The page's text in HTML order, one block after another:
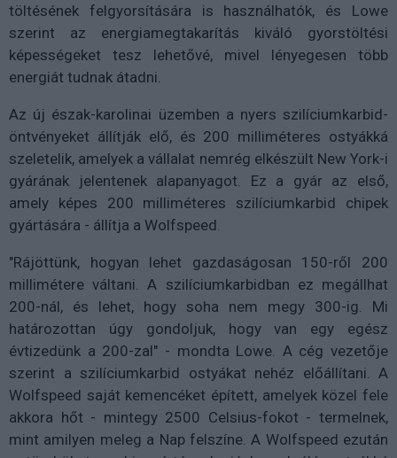
töltésének felgyorsítására is használhatók, és Lowe
szerint az energiamegtakarítás kiváló gyorstöltési
képességeket tesz lehetővé, mivel lényegesen több
energiát tudnak átadni.
Az új észak-karolinai üzemben a nyers szilíciumkarbid-
öntvényeket állítják elő, és 200 milliméteres ostyákká
szeletelik, amelyek a vállalat nemrég elkészült New York-i
gyárának jelentenek alapanyagot. Ez a gyár az első,
amely képes 200 milliméteres szilíciumkarbid chipek
gyártására - állítja a Wolfspeed.
"Rájöttünk, hogyan lehet gazdaságosan 150-ről 200
millimétere váltani. A szilíciumkarbidban ez megállhat
200-nál, és lehet, hogy soha nem megy 300-ig. Mi
határozottan úgy gondoljuk, hogy van egy egész
évtizedünk a 200-zal" - mondta Lowe. A cég vezetője
szerint a szilíciumkarbid ostyákat nehéz előállítani. A
Wolfspeed saját kemencéket épített, amelyek közel fele
akkora hőt - mintegy 2500 Celsius-fokot - termelnek,
mint amilyen meleg a Nap felszíne. A Wolfspeed ezután